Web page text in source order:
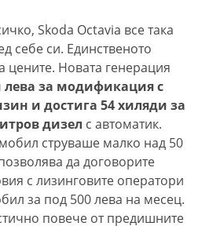
Skoda Octavia все така
себе си. Единственото
цените. Новата генерация
лева за модификация с
и достига 54 хиляди за
дизел с автоматик.
струваше малко над 50
да договорите
с лизинговите оператори
за под 500 лева на месец.
повече от предишните